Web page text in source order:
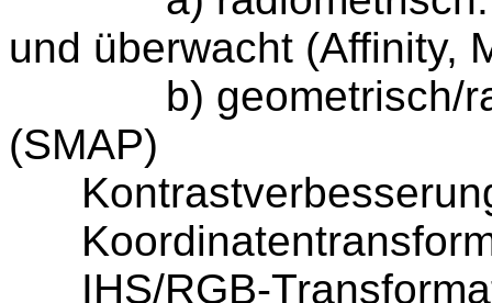
und überwacht (Affinity,
b) geometrisch/
(SMAP)
IHS/RGB-